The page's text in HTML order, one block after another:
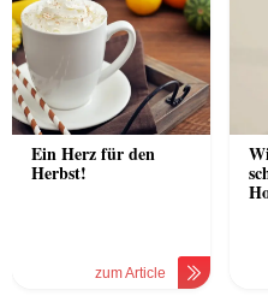
Ein Herz für den
Herbst!
zum Article